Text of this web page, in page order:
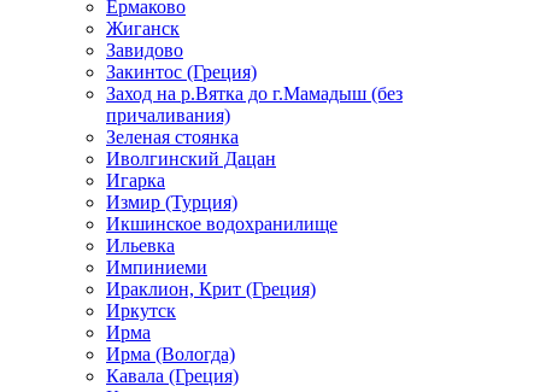
Ермаково
Жиганск
Завидово
Закинтос (Греция)
Заход на р.Вятка до г.Мамадыш (без
причаливания)
Зеленая стоянка
Иволгинский Дацан
Игарка
Измир (Турция)
Икшинское водохранилище
Ильевка
Импиниеми
Ираклион, Крит (Греция)
Иркутск
Ирма
Ирма (Вологда)
Кавала (Греция)